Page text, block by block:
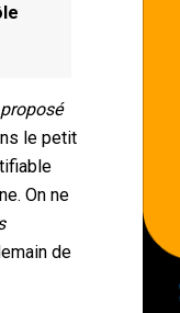
le petit
On ne
de